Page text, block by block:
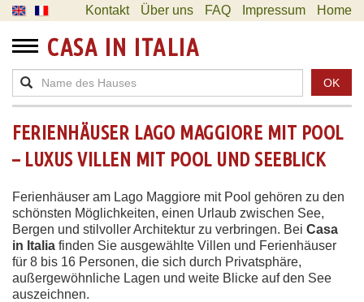
Kontakt Über uns FAQ Impressum Home
CASA IN ITALIA
OK
FERIENHÄUSER LAGO MAGGIORE MIT POOL
– LUXUS VILLEN MIT POOL UND SEEBLICK
Ferienhäuser am Lago Maggiore mit Pool gehören zu den
schönsten Möglichkeiten, einen Urlaub zwischen See,
Bergen und stilvoller Architektur zu verbringen. Bei Casa
in Italia finden Sie ausgewählte Villen und Ferienhäuser
für 8 bis 16 Personen, die sich durch Privatsphäre,
außergewöhnliche Lagen und weite Blicke auf den See
auszeichnen.